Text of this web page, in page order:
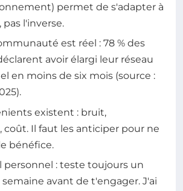
permet de s'adapter à
l'inverse.
est réel : 78 % des
avoir élargi leur réseau
en moins de six mois (source :
existent : bruit,
coût. Il faut les anticiper pour ne
bénéfice.
personnel : teste toujours un
avant de t'engager. J'ai